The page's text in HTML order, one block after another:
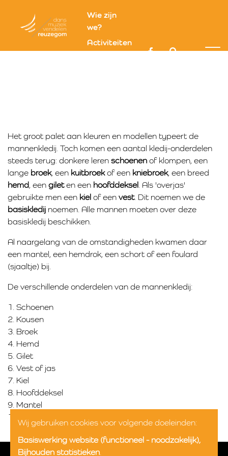
Wie zijn
we?
Activiteiten
Het groot palet aan kleuren en modellen typeert de
mannenkledij. Toch komen een aantal kledij-onderdelen
steeds terug: donkere leren schoenen of klompen, een
lange broek, een kuitbroekof een kniebroek, een breed
hemd, een gileten een hoofddeksel
. Als 'overjas'
gebruikte men een kiel of een vest. Dit noemen we de
basiskledij noemen. Alle mannen moeten over deze
basiskledij beschikken.
Al naargelang van de omstandigheden kwamen daar
een mantel, een hemdrok, een schort of een foulard
(sjaaltje) bij.
De verschillende onderdelen van de mannenkledij:
1. Schoenen
2. Kousen
3. Broek
4. Hemd
5. Gilet
6. Vest of jas
7. Kiel
8. Hoofddeksel
9. Mantel
10. Accessoires
Wij gebruiken cookies voor volgende doeleinden:
Basiswerking website (functioneel - noodzakelijk),
Bijhouden statistieken